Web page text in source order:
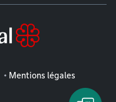
Mentions légales